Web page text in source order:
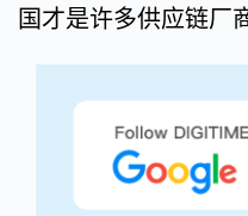
国才是许多供应链厂